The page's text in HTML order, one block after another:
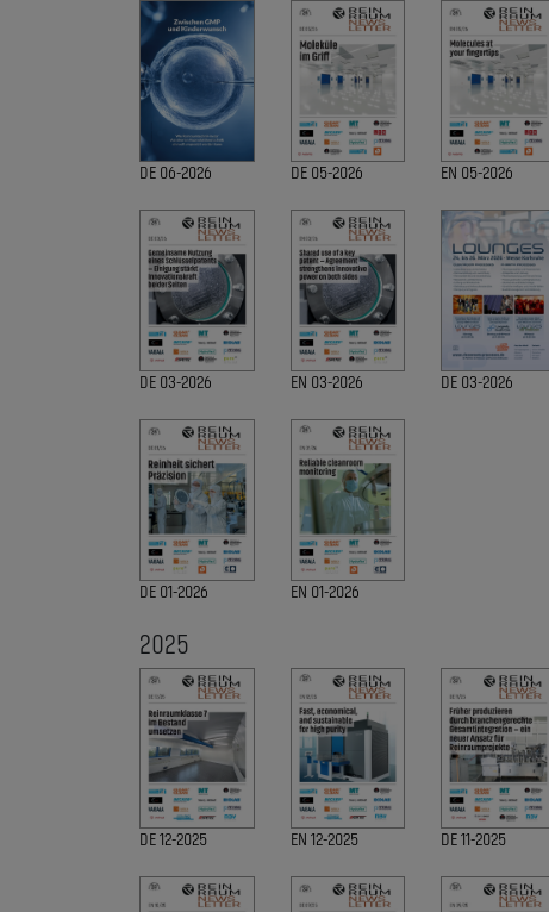
DE 06-2026 DE 05-2026 EN 05-2026
DE 03-2026 EN 03-2026 DE 03-2026
DE 01-2026 EN 01-2026
2025
DE 12-2025 EN 12-2025 DE 11-2025